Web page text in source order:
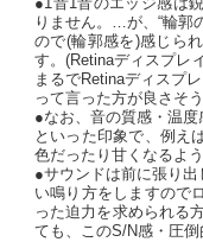
●1音1音のエッジ感は
りません。…が、“輪郭
ので(輪郭感を)感じら
す。(Retinaディスプレ
まるでRetinaディスプ
って言った方が良さそ
●なお、音の質感・温度
といった印象で、例え
色だったり甘くなるよ
●サウンドは前に張り
い鳴り方をしますので
った迫力を求められる
ても、このS/N感・圧